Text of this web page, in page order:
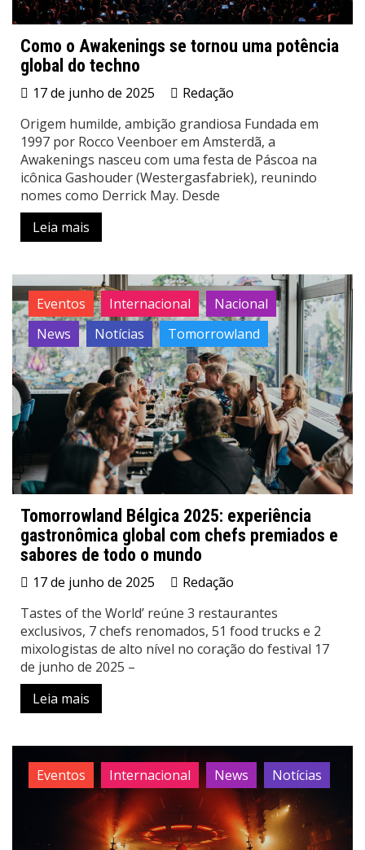
Como o Awakenings se tornou uma potência
global do techno
17 de junho de 2025
Redação
Origem humilde, ambição grandiosa Fundada em
1997 por Rocco Veenboer em Amsterdã, a
Awakenings nasceu com uma festa de Páscoa na
icônica Gashouder (Westergasfabriek), reunindo
nomes como Derrick May. Desde
Leia mais
Eventos Internacional
Nacional
News
Notícias Tomorrowland
Tomorrowland Bélgica 2025: experiência
gastronômica global com chefs premiados e
sabores de todo o mundo
17 de junho de 2025
Redação
Tastes of the World’ reúne 3 restaurantes
exclusivos, 7 chefs renomados, 51 food trucks e 2
mixologistas de alto nível no coração do festival 17
de junho de 2025 –
Leia mais
Eventos Internacional News Notícias